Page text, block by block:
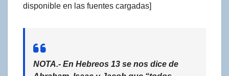
disponible en las fuentes cargadas]
NOTA.- En Hebreos 13 se nos dice de